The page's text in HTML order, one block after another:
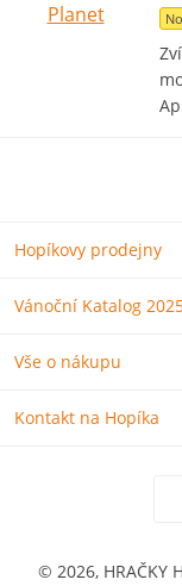
Hopíkovy prodejny
Vánoční Katalog
Vše o nákupu
Kontakt na Hopíka
© 2026, HRAČKY